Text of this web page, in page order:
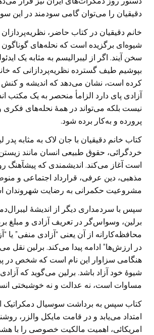
دقیقیان را می‌توان گامی سودمند در این
خانم دقیقیان در کتاب حاضر، نظریه‌پردازان
شیوه‌ای برگزیده است که نحله‌های گوناگون
سخن آیند. اگر از لیبرالیسم به مثابه یک
بپوشیم طیف گسترده نظریه‌پردازانی که
کرده است، نشان می‌دهد که اندیشه و کنش
آزادی پای دارد الزامأ منحصر به یک مکتب
نیست بلکه می‌تواند در همۀ نحله‌های
پرورده و به‌کار برده شود.
کتاب خانم دقیقیان با جان لاک به مثابه پدر
خردگرائی، حقوق طبیعی انسان مانند
است آغاز می‌کند. اندیشمندی که پیشآهنگ
مذهبی، دین عرفی، قرارداد اجتماعی و
مشروعیت حکمرانی به رضایت شهروندان
سپس با سردمداری دیگر از اندیشۀ
برلین، وسواس‌گر در تعریف آزادی و مبلغ
محافظه‌کارانه از آن یعنی “آزادی منفی” یا
در ارزش‌ها” ادامه پیدا می‌کند. برلین نقل
هنگامی سزاوار این نام است که شخص در
شیوۀ خود آزاد باشد. برلین می‌گوید که
مساوات است، نه عدالت و نه خوشبختی
کتاب سپس به برداشت سوسیال دمکراتیک از
امتداد می‌یابد و در قامت مایکل والزر،
امریکائی، اهمیت مالکیت خصوصی را با